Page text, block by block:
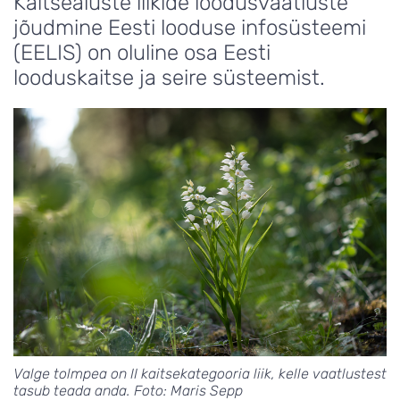
jõudmine Eesti looduse infosüsteemi
(EELIS) on oluline osa Eesti
looduskaitse ja seire süsteemist.
Valge tolmpea on II kaitsekategooria liik, kelle vaatlustest
tasub teada anda. Foto: Maris Sepp